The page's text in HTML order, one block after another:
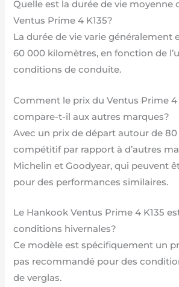
Quelle est la durée de vie moyenne
Ventus Prime 4 K135?
La durée de vie varie généralement
60 000 kilomètres, en fonction de
conditions de conduite.
Comment le prix du Ventus Prime 4
compare-t-il aux autres marques?
Avec un prix de départ autour de 80
compétitif par rapport à d’autres
Michelin et Goodyear, qui peuvent
pour des performances similaires.
Le Hankook Ventus Prime 4 K135
conditions hivernales?
Ce modèle est spécifiquement un
pas recommandé pour des
de verglas.